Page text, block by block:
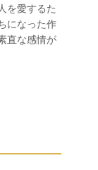
を愛するた
になった作
直な感情が